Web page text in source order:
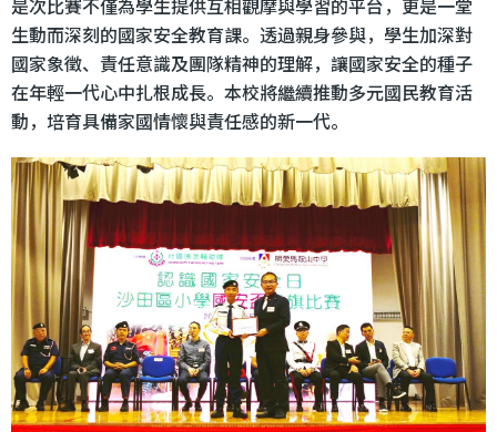
是次比賽不僅為學生提供互相觀摩與學習的平台，更是一堂
生動而深刻的國家安全教育課。透過親身參與，學生加深對
國家象徵、責任意識及團隊精神的理解，讓國家安全的種子
在年輕一代心中扎根成長。本校將繼續推動多元國民教育活
動，培育具備家國情懷與責任感的新一代。